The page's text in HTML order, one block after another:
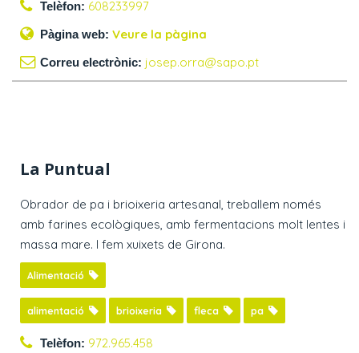
Telèfon: 608233997
Pàgina web: Veure la pàgina
Correu electrònic: josep.orra@sapo.pt
La Puntual
Obrador de pa i brioixeria artesanal, treballem només
amb farines ecològiques, amb fermentacions molt lentes i
massa mare. I fem xuixets de Girona.
Alimentació
alimentació brioixeria fleca pa
Telèfon: 972.965.458